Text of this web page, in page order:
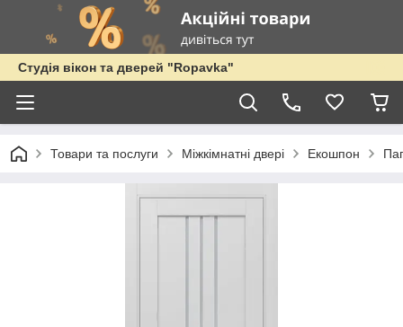
Студія вікон та дверей "Ropavka"
Товари та послуги Міжкімнатні двері Екошпон